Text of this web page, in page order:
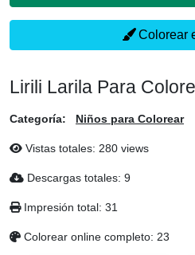
Colorear
Lirili Larila Para
Categoría: Niños para Colorear
Vistas totales: 280 views
Descargas totales: 9
Impresión total: 31
Colorear online completo: 23